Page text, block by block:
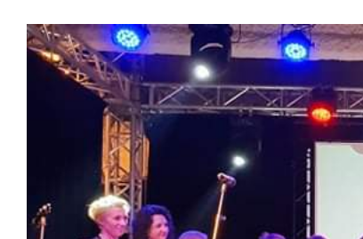
View
Larger
Image